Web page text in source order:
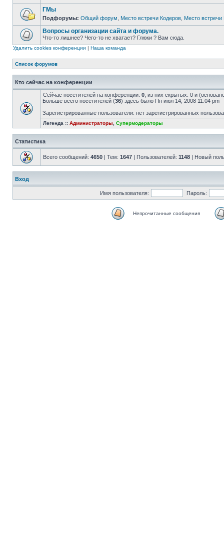
ГМы
Подфорумы: Общий форум Место встречи Кодеров Место встречи
Вопросы организации сайта и форума.
Что-то лишнее? Чего-то не хватает? Глюки ? Вам сюда.
Удалить cookies конференции | Наша команда
Список форумов
Кто сейчас на конференции
Сейчас посетителей на конференции: 0 , из них скрытых: 0 и
Больше всего посетителей (36) здесь было Пн июл 14, 2008 11:04 pm
Зарегистрированные пользователи: нет зарегистрированных
Легенда :: Администраторы Супермодераторы
Статистика
Всего сообщений: 4650 | Тем: 1647 | Пользователей: 1148 | Новый
Вход
Имя пользователя: Пароль:
Непрочитанные сообщения